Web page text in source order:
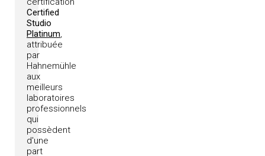
Certified
Studio
Platinum,
attribuée
par
Hahnemühle
aux
meilleurs
laboratoires
professionnels
qui
possèdent
d'une
part